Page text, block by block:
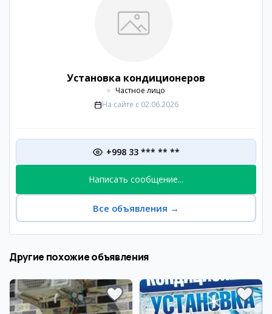
Установка кондиционеров
Частное лицо
На сайте с 02.06.2026
+998 33 *** ** **
Написать сообщение...
Все объявления →
Другие похожие объявления